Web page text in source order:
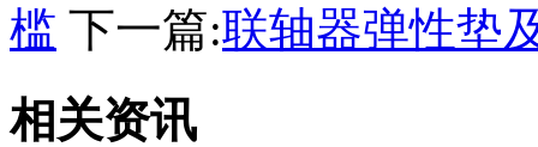
槛 下一篇:联轴器弹性垫
相关资讯